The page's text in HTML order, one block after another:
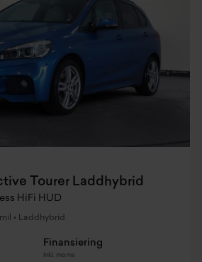
Tourer Laddhybrid
HiFi HUD
• Laddhybrid
Finansiering
Inkl. moms